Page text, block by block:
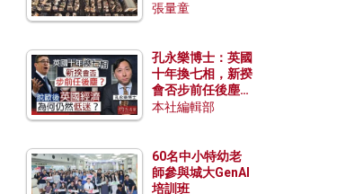
張量童
孔永樂博士：英國
十年換七相，新揆
會否步前任後塵？
脫歐後英國經濟為
本社編輯部
60名中小特幼老
師參與城大GenAI
培訓班